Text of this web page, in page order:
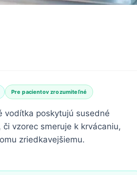
Pre pacientov zrozumiteľné
vodítka poskytujú susedné
vzorec smeruje k krvácaniu,
zriedkavejšiemu.